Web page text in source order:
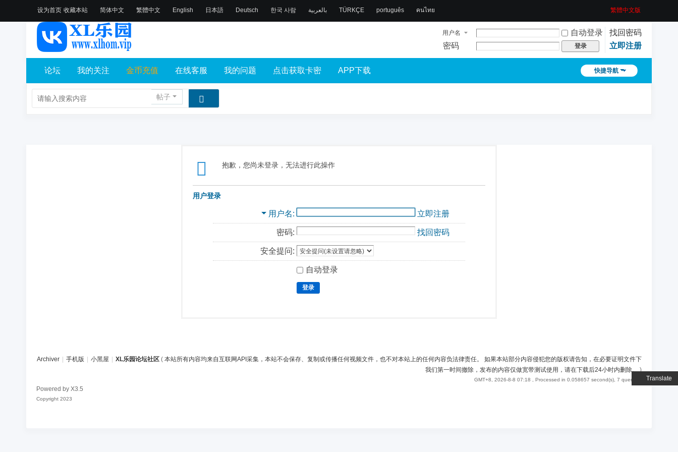
设为首页 收藏本站
Translate
简体中文 繁體中文 English 日本語 Deutsch 한국 사람 بالعربية TÜRKÇE português คนไทย 繁體中文版
用户名 自动登录
找回密码
密码
登录 立即注册
快捷导航
论坛 我的关注 金币充值 在线客服 我的问题 点击获取卡密 APP下载
帖子
抱歉，您尚未登录，无法进行此操作
用户登录
用户名 立即注册
密码: 找回密码
安全提问:
自动登录
登录
Archiver 手机版 小黑屋 XL乐园论坛社区 ( 本站所有内容均来自互联网API采集，本站不会保存、复制或传播任何视频文件，也不对本站上的任何内容负法律责任。 如果本站部分内容侵犯您的版权请告知，在必要证明文件下
我们第一时间撤除，发布的内容仅做宽带测试使用，请在下载后24小时内删除。)
GMT+8, 2026-8-8 07:18 , Processed in 0.058657 second(s), 7 queries .
Powered by X3.5
Copyright 2023